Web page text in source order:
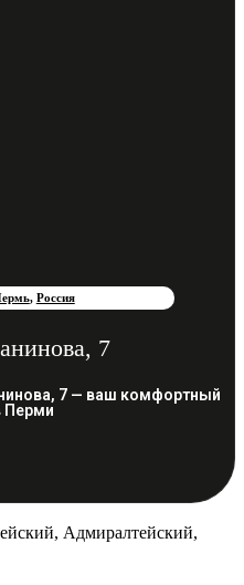
, Россия
7
7 — ваш комфортный
Перми
Адмиралтейский,